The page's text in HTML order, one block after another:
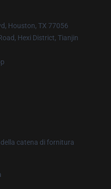
Houston, TX 77056
Hexi District, Tianjin
catena di fornitura